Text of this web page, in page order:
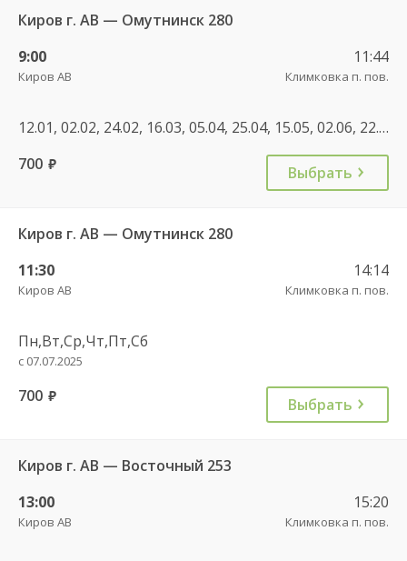
Киров г. АВ — Омутнинск 280
9:00
Киров АВ
11:44
Климковка п. пов.
12.01, 02.02, 24.02, 16.03, 05.04, 25.04, 15.05, 02.06, 22.06, 10.07, 28.07, 15.08, 02.09, 22.09, 12.10, 02.11, 23.11, 13.12
700 руб. Выбрать
Киров г. АВ — Омутнинск 280
11:30
Киров АВ
14:14
Климковка п. пов.
Пн,Вт,Ср,Чт,Пт,Сб
с 07.07.2025
700 руб. Выбрать
Киров г. АВ — Восточный 253
13:00
Киров АВ
15:20
Климковка п. пов.